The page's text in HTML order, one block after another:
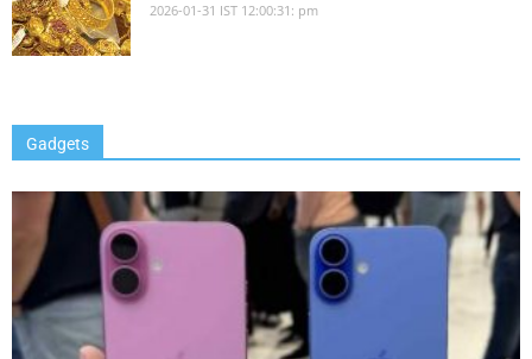
2026-01-31 IST 12:00:31: pm
Gadgets